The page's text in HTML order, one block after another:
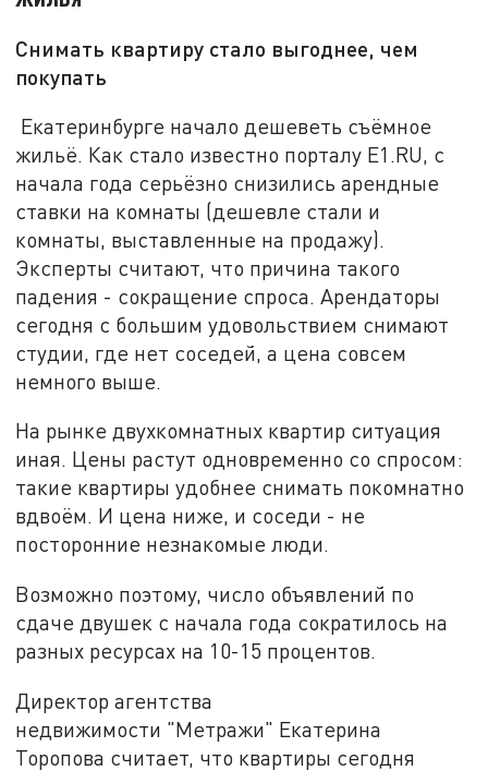
Снимать квартиру стало выгоднее, чем
покупать
Екатеринбурге начало дешеветь съёмное
жильё. Как стало известно порталу E1.RU, с
начала года серьёзно снизились арендные
ставки на комнаты (дешевле стали и
комнаты, выставленные на продажу).
Эксперты считают, что причина такого
падения - сокращение спроса. Арендаторы
сегодня с большим удовольствием снимают
студии, где нет соседей, а цена совсем
немного выше.
На рынке двухкомнатных квартир ситуация
иная. Цены растут одновременно со спросом:
такие квартиры удобнее снимать покомнатно
вдвоём. И цена ниже, и соседи - не
посторонние незнакомые люди.
Возможно поэтому, число объявлений по
сдаче двушек с начала года сократилось на
разных ресурсах на 10-15 процентов.
Директор агентства
недвижимости "Метражи" Екатерина
Торопова считает, что квартиры сегодня